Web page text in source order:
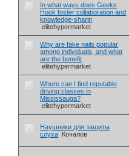
In what ways does Geeks
Hook foster collaboration and
knowledge-sharin
elitehypermarket
Why are fake nails popular
among individuals, and what
are the benefit
elitehypermarket
Where can I find reputable
driving classes in
Mississauga?
elitehypermarket
Наушники для защиты
слуха Кочалов